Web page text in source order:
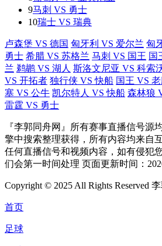
9马刺 VS 勇士
10瑞士 VS 瑞典
卢森堡 VS 德国 匈牙利 VS 爱尔兰 匈
勇士 希腊 VS 苏格兰 马刺 VS 国王 国
兰 鹈鹕 VS 湖人 斯洛文尼亚 VS 科索
VS 开拓者 独行侠 VS 快船 国王 VS
塞 VS 公牛 凯尔特人 VS 快船 森林狼
雷霆 VS 勇士
『李郭同舟网』所有赛事直播信号源
擎中搜索整理获得，所有内容均来自
任何直播信号和视频内容，如有侵犯
们会第一时间处理 页面更新时间：
Copyright © 2025 All Rights Reserved
首页
足球